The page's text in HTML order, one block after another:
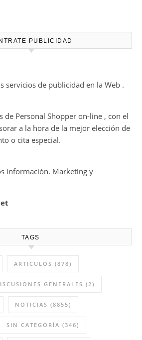
PUBLICIDAD
servicios de publicidad en la Web .
de Personal Shopper on-line , con el
a la hora de la mejor elección de
o cita especial.
información. Marketing y
TAGS
ARTICULOS (878)
GENERALES (2)
NOTICIAS (8855)
SIN CATEGORÍA (346)